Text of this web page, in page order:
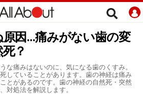
因…痛みがない歯の変
？
な痛みはないのに、気になる歯のくすみ。
していることがあります。歯の神経は痛み
とがあるのです。歯の神経の自然死・突然
対処法を解説します。